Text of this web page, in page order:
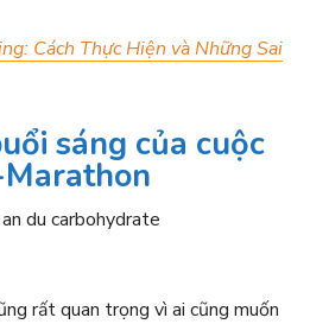
Cách Thực Hiện và Những Sai
sáng của cuộc
rất quan trọng vì ai cũng muốn